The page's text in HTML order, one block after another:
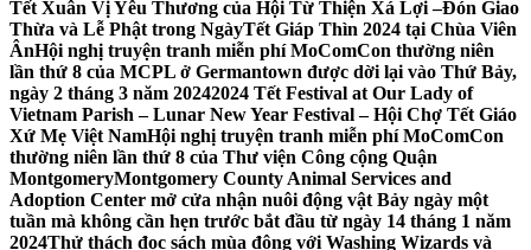
Tết Xuân Vị Yêu Thương của Hội Từ Thiện Xá Lợi –Đón Giao
Thừa và Lễ Phật trong NgàyTết Giáp Thìn 2024 tại Chùa Viên
ÂnHội nghị truyện tranh miễn phí MoComCon thường niên
lần thứ 8 của MCPL ở Germantown được dời lại vào Thứ Bảy,
ngày 2 tháng 3 năm 20242024 Tết Festival at Our Lady of
Vietnam Parish – Lunar New Year Festival – Hội Chợ Tết Giáo
Xứ Mẹ Việt NamHội nghị truyện tranh miễn phí MoComCon
thường niên lần thứ 8 của Thư viện Công cộng Quận
MontgomeryMontgomery County Animal Services and
Adoption Center mở cửa nhận nuôi động vật Bảy ngày một
tuần mà không cần hẹn trước bắt đầu từ ngày 14 tháng 1 năm
2024Thử thách đọc sách mùa đông với Washing Wizards và